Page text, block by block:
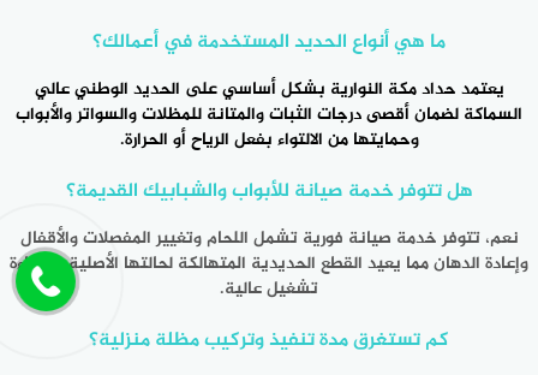
ما هي أنواع الحديد المستخدمة في أعمالك؟
يعتمد حداد مكة النوارية بشكل أساسي على الحديد الوطني عالي
السماكة لضمان أقصى درجات الثبات والمتانة للمظلات والسواتر والأبواب
وحمايتها من الالتواء بفعل الرياح أو الحرارة.
هل تتوفر خدمة صيانة للأبواب والشبابيك القديمة؟
نعم، تتوفر خدمة صيانة فورية تشمل اللحام وتغيير المفصلات والأقفال
وإعادة الدهان مما يعيد القطع الحديدية المتهالكة لحالتها الأصلية وبكفاءة
تشغيل عالية.
كم تستغرق مدة تنفيذ وتركيب مظلة منزلية؟